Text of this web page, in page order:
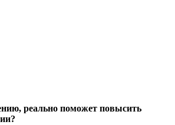
реально поможет повысить